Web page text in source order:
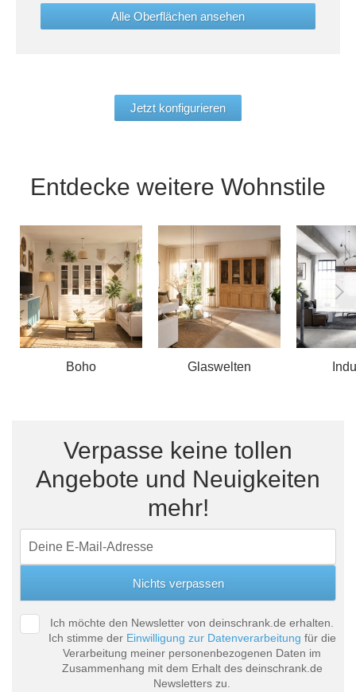
Alle Oberflächen ansehen
Jetzt konfigurieren
Entdecke weitere Wohnstile
Boho Glaswelten
Verpasse keine tollen
Angebote und Neuigkeiten
mehr!
Ich möchte den Newsletter von deinschrank.de erhalten.
Ich stimme der Einwilligung zur Datenverarbeitung für die
Verarbeitung meiner personenbezogenen Daten im
Zusammenhang mit dem Erhalt des deinschrank.de
Newsletters zu.